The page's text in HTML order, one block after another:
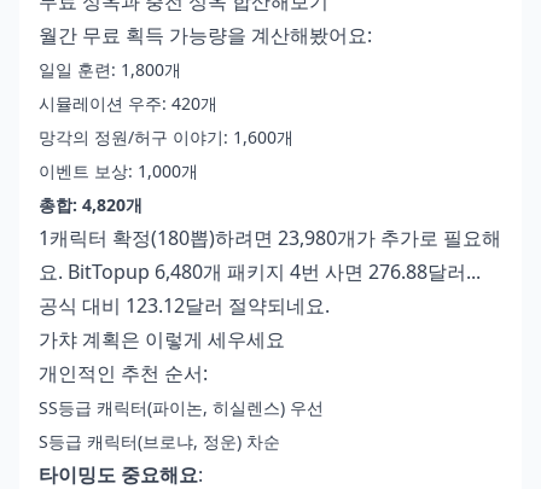
월간 무료 획득 가능량을 계산해봤어요:
일일 훈련: 1,800개
시뮬레이션 우주: 420개
망각의 정원/허구 이야기: 1,600개
이벤트 보상: 1,000개
총합: 4,820개
1캐릭터 확정(180뽑)하려면 23,980개가 추가로 필요해
요. BitTopup 6,480개 패키지 4번 사면 276.88달러...
공식 대비 123.12달러 절약되네요.
가챠 계획은 이렇게 세우세요
개인적인 추천 순서:
SS등급 캐릭터(파이논, 히실렌스) 우선
S등급 캐릭터(브로냐, 정운) 차순
타이밍도 중요해요: